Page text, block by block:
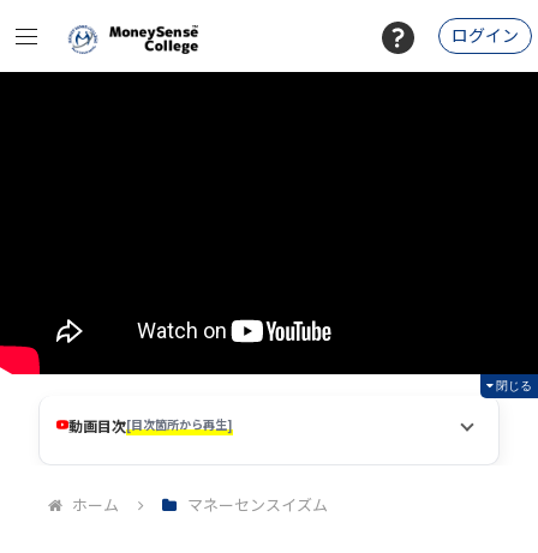
ログイン
ホーム マネーセンスイズム
閉じる
動画目次[目次箇所から再生]